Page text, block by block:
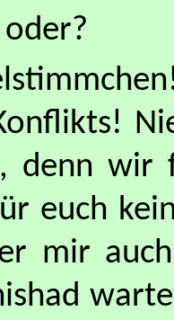
denn wir
euch
mir